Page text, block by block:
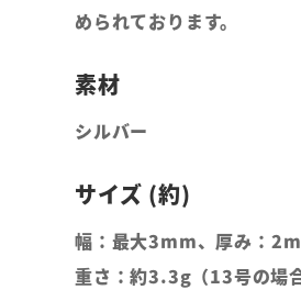
められております。
シルバー
幅：最大3mm、厚み：
重さ：約3.3g（13号の場合